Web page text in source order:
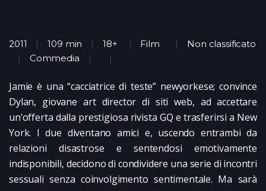
2011 109 min 18+ Film
Non classificato
Commedia
Jamie è una “cacciatrice di teste” newyorkese; convince
Dylan, giovane art director di siti web, ad accettare
un’offerta dalla prestigiosa rivista GQ e trasferirsi a New
York. I due diventano amici e, uscendo entrambi da
relazioni disastrose e sentendosi emotivamente
indisponibili, decidono di condividere una serie di incontri
sessuali senza coinvolgimento sentimentale. Ma sarà